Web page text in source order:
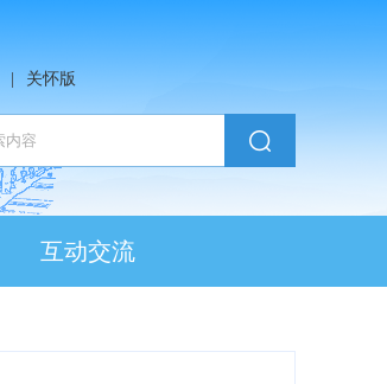
关怀版
互动交流